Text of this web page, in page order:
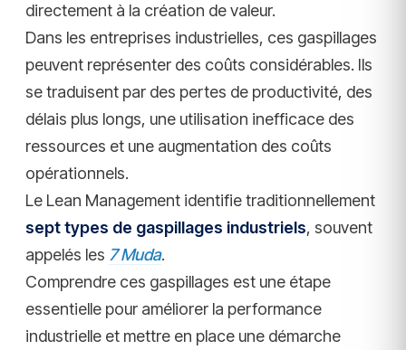
directement à la création de valeur.
Dans les entreprises industrielles, ces gaspillages
peuvent représenter des coûts considérables. Ils
se traduisent par des pertes de productivité, des
délais plus longs, une utilisation inefficace des
ressources et une augmentation des coûts
opérationnels.
Le Lean Management identifie traditionnellement
sept types de gaspillages industriels, souvent
appelés les 7 Muda.
Comprendre ces gaspillages est une étape
essentielle pour améliorer la performance
industrielle et mettre en place une démarche